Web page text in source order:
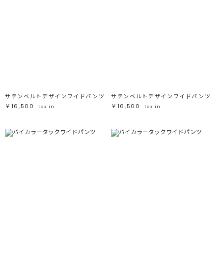
サテンベルトデザインワイドパンツ
￥16,500
tax in
サテンベルトデザインワイドパンツ
￥16,500
tax in